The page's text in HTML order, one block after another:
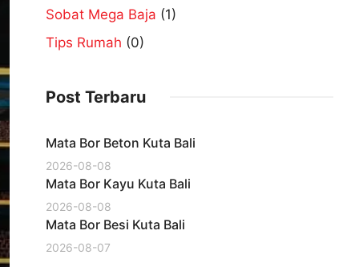
Sobat Mega Baja (1)
Tips Rumah (0)
Post Terbaru
Mata Bor Beton Kuta Bali
2026-08-08
Mata Bor Kayu Kuta Bali
2026-08-08
Mata Bor Besi Kuta Bali
2026-08-07